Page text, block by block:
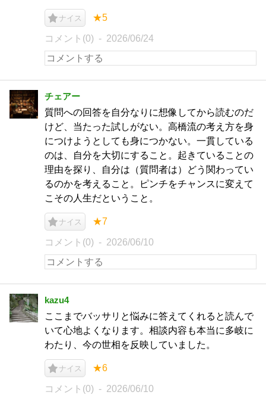
ナイス ★5
コメント(0) 2026/06/24
チェアー
質問への回答を自分なりに想像してから読むのだ
けど、当たった試しがない。高橋流の考え方を身
につけようとしても身につかない。一貫している
のは、自分を大切にすること。起きていることの
理由を探り、自分は（質問者は）どう関わってい
るのかを考えること。ピンチをチャンスに変えて
こその人生だということ。
ナイス ★7
コメント(0) 2026/06/10
kazu4
ここまでバッサリと悩みに答えてくれると読んで
いて心地よくなります。相談内容も本当に多岐に
わたり、今の世相を反映していました。
ナイス ★6
コメント(0) 2026/06/10